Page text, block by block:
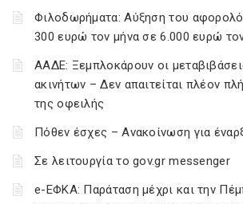
Φιλοδωρήματα: Αύξηση του
300 ευρώ τον μήνα σε 6.000 ευρώ
ΑΑΔΕ: Ξεμπλοκάρουν οι
ακινήτων – Δεν απαιτείται πλέον
της οφειλής
Πόθεν έσχες – Ανακοίνωση για
Σε λειτουργία το gov.gr messenger
e-ΕΦΚΑ: Παράταση μέχρι και την